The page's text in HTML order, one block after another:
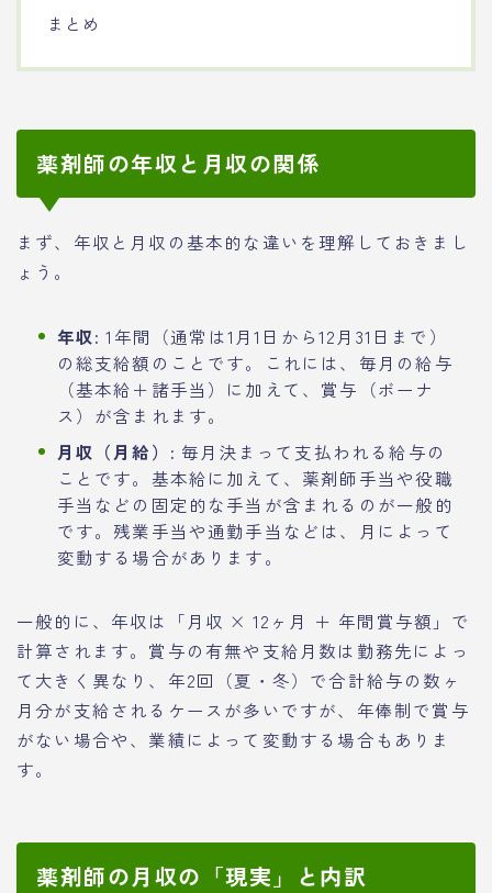
まとめ
薬剤師の年収と月収の関係
まず、年収と月収の基本的な違いを理解しておきまし
ょう。
年収: 1年間（通常は1月1日から12月31日まで）
の総支給額のことです。これには、毎月の給与
（基本給＋諸手当）に加えて、賞与（ボーナ
ス）が含まれます。
月収（月給）: 毎月決まって支払われる給与の
ことです。基本給に加えて、薬剤師手当や役職
手当などの固定的な手当が含まれるのが一般的
です。残業手当や通勤手当などは、月によって
変動する場合があります。
一般的に、年収は「月収 × 12ヶ月 ＋ 年間賞与額」で
計算されます。賞与の有無や支給月数は勤務先によっ
て大きく異なり、年2回（夏・冬）で合計給与の数ヶ
月分が支給されるケースが多いですが、年俸制で賞与
がない場合や、業績によって変動する場合もありま
す。
薬剤師の月収の「現実」と内訳